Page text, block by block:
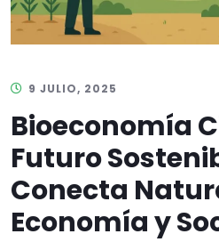
9 JULIO, 2025
Bioeconomía
Futuro
Conecta
Economía y